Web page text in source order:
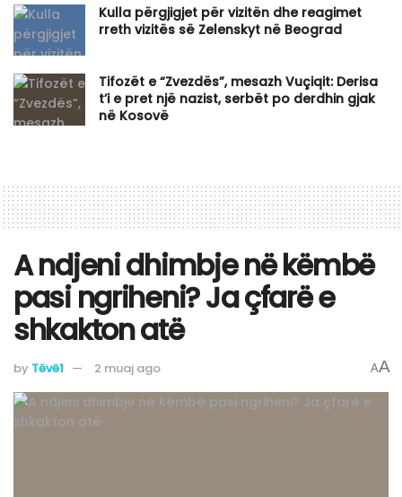
Kulla përgjigjet për vizitën dhe reagimet
rreth vizitës së Zelenskyt në Beograd
Tifozët e “Zvezdës”, mesazh Vuçiqit: Derisa
t’i e pret një nazist, serbët po derdhin gjak
në Kosovë
A ndjeni dhimbje në këmbë
pasi ngriheni? Ja çfarë e
shkakton atë
by Tëvë1 2 muaj ago AA